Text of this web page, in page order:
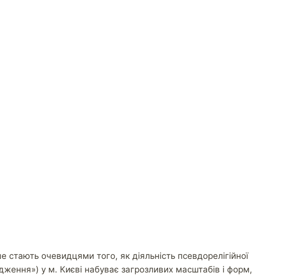
стають очевидцями того, як діяльність псевдорелігійної
у м. Києві набуває загрозливих масштабів і форм,